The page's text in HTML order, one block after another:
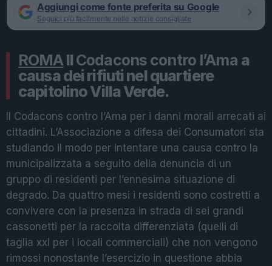
Aggiungi come fonte preferita su Google
Seguici più facilmente nelle notizie consigliate
ROMAIl Codacons contro l’Ama a
causa dei rifiuti nel quartiere
capitolino Villa Verde.
Il Codacons contro l’Ama per i danni morali arrecati ai
cittadini. L’Associazione a difesa dei Consumatori sta
studiando il modo per intentare una causa contro la
municipalizzata a seguito della denuncia di un
gruppo di residenti per l’ennesima situazione di
degrado. Da quattro mesi i residenti sono costretti a
convivere con la presenza in strada di sei grandi
cassonetti per la raccolta differenziata (quelli di
taglia xxl per i locali commerciali) che non vengono
rimossi nonostante l’esercizio in questione abbia